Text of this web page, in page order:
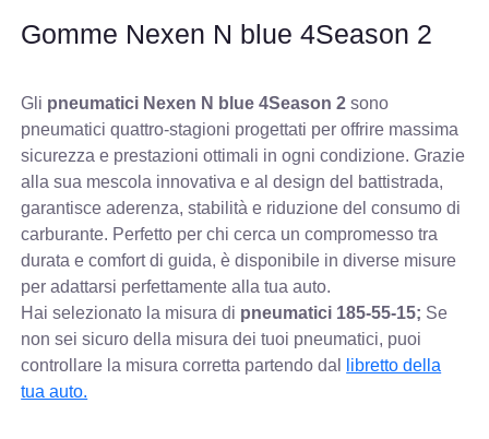
Gomme Nexen N blue 4Season 2
Gli pneumatici Nexen N blue 4Season 2 sono
pneumatici quattro-stagioni progettati per offrire massima
sicurezza e prestazioni ottimali in ogni condizione. Grazie
alla sua mescola innovativa e al design del battistrada,
garantisce aderenza, stabilità e riduzione del consumo di
carburante. Perfetto per chi cerca un compromesso tra
durata e comfort di guida, è disponibile in diverse misure
per adattarsi perfettamente alla tua auto.
Hai selezionato la misura di pneumatici 185-55-15; Se
non sei sicuro della misura dei tuoi pneumatici, puoi
controllare la misura corretta partendo dal
libretto della
tua auto.